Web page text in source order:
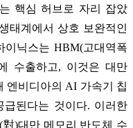
핵심 허브로 자리 잡았
태계에서 상호 보완적인
이닉스는 HBM(고대역폭
수출하고, 이것은 대만
엔비디아의 AI 가속기 칩
된다는 것이다. 이러한
)대만 메모리 반도체 수